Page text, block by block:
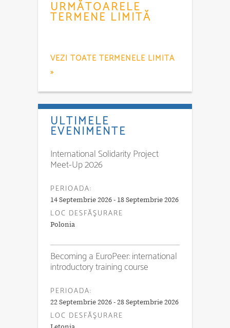
URMĂTOARELE
TERMENE LIMITĂ
VEZI TOATE TERMENELE LIMITA
»
ULTIMELE
EVENIMENTE
International Solidarity Project
Meet-Up 2026
PERIOADA:
14 Septembrie 2026 - 18 Septembrie 2026
LOC DESFĂŞURARE
Polonia
Becoming a EuroPeer: international
introductory training course
PERIOADA:
22 Septembrie 2026 - 28 Septembrie 2026
LOC DESFĂŞURARE